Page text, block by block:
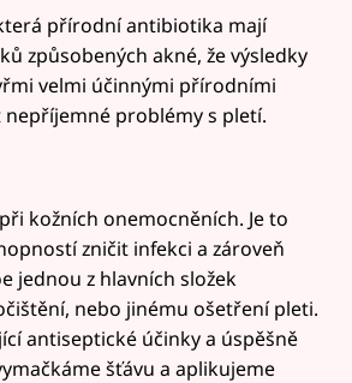
přírodní antibiotika mají
způsobených akné, že výsledky
velmi účinnými přírodními
problémy s pletí.
kožních onemocněních. Je to
zničit infekci a zároveň
jednou z hlavních složek
nebo jinému ošetření pleti.
antiseptické účinky a úspěšně
šťávu a aplikujeme